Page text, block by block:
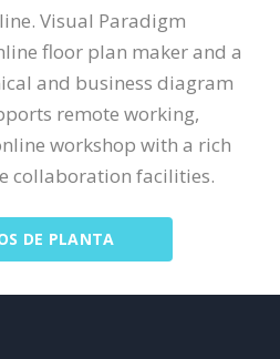
Visual Paradigm
floor plan maker and a
and business diagram
remote working,
workshop with a rich
collaboration facilities.
DE PLANTA